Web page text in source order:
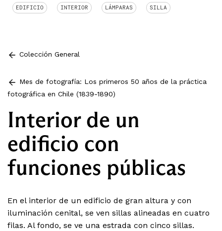
EDIFICIO INTERIOR LÁMPARAS SILLA
Colección General
Mes de fotografía: Los primeros 50 años de la práctica
fotográfica en Chile (1839-1890)
Interior de un
edificio con
funciones públicas
En el interior de un edificio de gran altura y con
iluminación cenital, se ven sillas alineadas en cuatro
filas. Al fondo, se ve una estrada con cinco sillas.